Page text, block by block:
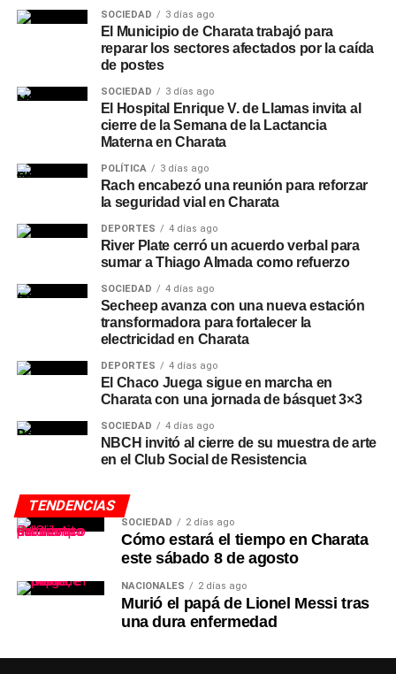
SOCIEDAD 3 días ago
El Municipio de Charata trabajó para
reparar los sectores afectados por la caída
de postes
SOCIEDAD 3 días ago
El Hospital Enrique V. de Llamas invita al
cierre de la Semana de la Lactancia
Materna en Charata
POLÍTICA 3 días ago
Rach encabezó una reunión para reforzar
la seguridad vial en Charata
DEPORTES 4 días ago
River Plate cerró un acuerdo verbal para
sumar a Thiago Almada como refuerzo
SOCIEDAD 4 días ago
Secheep avanza con una nueva estación
transformadora para fortalecer la
electricidad en Charata
DEPORTES 4 días ago
El Chaco Juega sigue en marcha en
Charata con una jornada de básquet 3×3
SOCIEDAD 4 días ago
NBCH invitó al cierre de su muestra de arte
en el Club Social de Resistencia
TENDENCIAS
SOCIEDAD 2 días ago
Cómo estará el tiempo en Charata
este sábado 8 de agosto
NACIONALES 2 días ago
Murió el papá de Lionel Messi tras
una dura enfermedad